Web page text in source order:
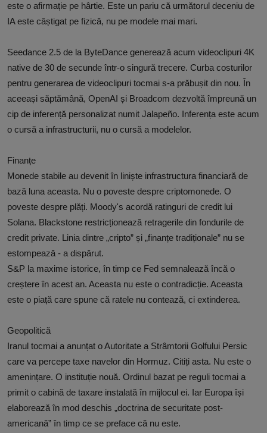
este o afirmație pe hârtie. Este un pariu că următorul deceniu de
IA este câștigat pe fizică, nu pe modele mai mari.
Seedance 2.5 de la ByteDance generează acum videoclipuri 4K
native de 30 de secunde într-o singură trecere. Curba costurilor
pentru generarea de videoclipuri tocmai s-a prăbușit din nou. În
aceeași săptămână, OpenAI și Broadcom dezvoltă împreună un
cip de inferență personalizat numit Jalapeño. Inferența este acum
o cursă a infrastructurii, nu o cursă a modelelor.
Finanțe
Monede stabile au devenit în liniște infrastructura financiară de
bază luna aceasta. Nu o poveste despre criptomonede. O
poveste despre plăți. Moody's acordă ratinguri de credit lui
Solana. Blackstone restricționează retragerile din fondurile de
credit private. Linia dintre „cripto” și „finanțe tradiționale” nu se
estompează - a dispărut.
S&P la maxime istorice, în timp ce Fed semnalează încă o
creștere în acest an. Aceasta nu este o contradicție. Aceasta
este o piață care spune că ratele nu contează, ci extinderea.
Geopolitică
Iranul tocmai a anunțat o Autoritate a Strâmtorii Golfului Persic
care va percepe taxe navelor din Hormuz. Citiți asta. Nu este o
amenințare. O instituție nouă. Ordinul bazat pe reguli tocmai a
primit o cabină de taxare instalată în mijlocul ei. Iar Europa își
elaborează în mod deschis „doctrina de securitate post-
americană” în timp ce se preface că nu este.